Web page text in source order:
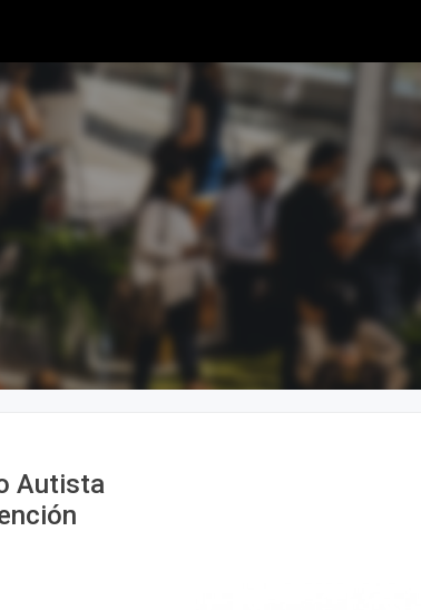
Autista